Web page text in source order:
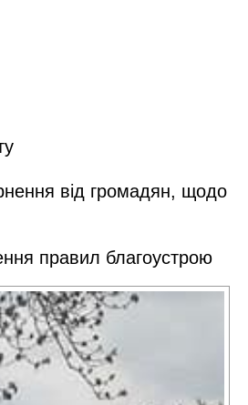
від громадян, щодо
правил благоустрою